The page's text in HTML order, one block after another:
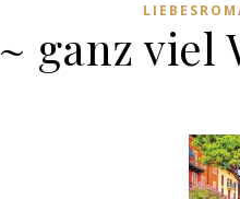
~ ganz viel